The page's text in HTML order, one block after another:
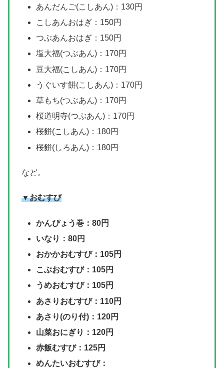
あんだんご(こしあん)：130円
こしあんおはぎ：150円
つぶあんおはぎ：150円
塩大福(つぶあん)：170円
豆大福(こしあん)：170円
うぐいす餅(こしあん)：170円
草もち(つぶあん)：170円
桜道明寺(つぶあん)：170円
桜餅(こしあん)：180円
桜餅(しろあん)：180円
など。
▼おむすび
かんぴょう巻：80円
いなり：80円
おかかおむすび：105円
こぶおむすび：105円
うめおむすび：105円
あさりおむすび：110円
あさり(のり付)：120円
山菜おにぎり：120円
赤飯むすび：125円
めんたいおむすび：